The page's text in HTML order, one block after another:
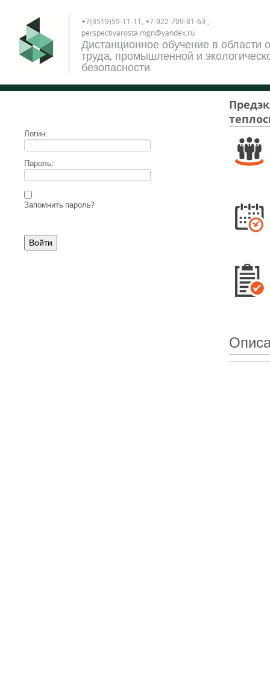
+7(3519)59-11-11, +7-922-709-81-63 ,
perspectivarosta.mgn@yandex.ru
Дистанционное обучение в области
труда, промышленной и
безопасности
Логин:
Пароль:
Запомнить пароль?